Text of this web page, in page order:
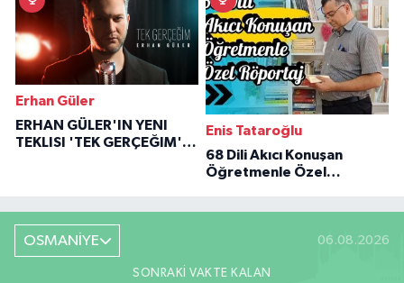
Erhan Güler
ERHAN GÜLER'IN YENI
TEKLISI 'TEK GERÇEĞIM'LE
Enis Tataroğlu
68 Dili Akıcı Konuşan
Öğretmenle Özel
OSMANİYE 06.08.2026
SONRAKI VAKTE KALAN